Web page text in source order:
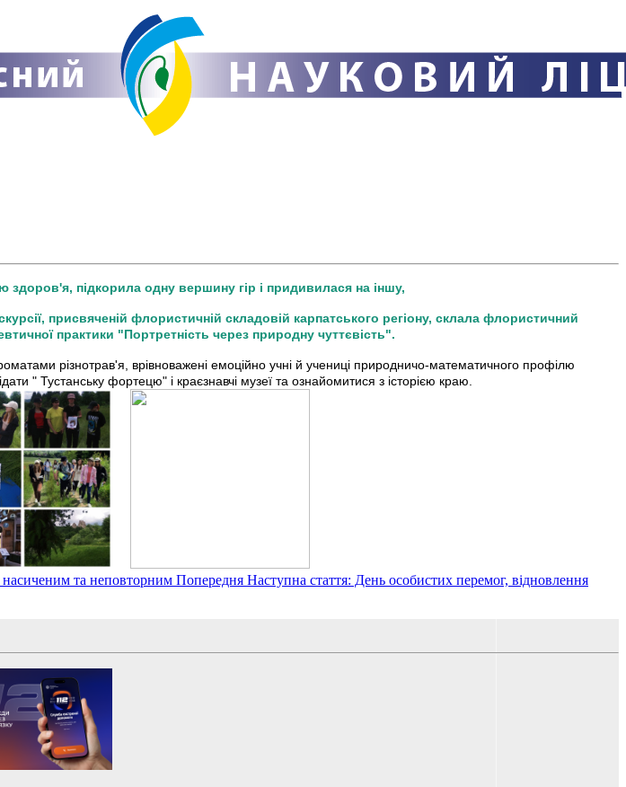
підкорила одну вершину гір і придивилася на іншу,
присвяченій флористичній складовій карпатського регіону, склала флористичний
практики "Портретність через природну чуттєвість".
різнотрав'я, врівноважені емоційно учні й учениці природничо-математичного профілю
" Тустанську фортецю" і краєзнавчі музеї та ознайомитися з історією краю.
насиченим та неповторним Попередня Наступна стаття: День особистих перемог, відновлення